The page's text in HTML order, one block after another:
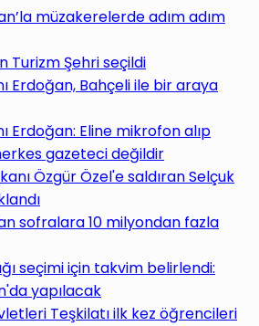
müzakerelerde adım adım
Turizm Şehri seçildi
Erdoğan, Bahçeli ile bir araya
Erdoğan: Eline mikrofon alıp
gazeteci değildir
Özgür Özel'e saldıran Selçuk
sofralara 10 milyondan fazla
seçimi için takvim belirlendi:
yapılacak
Teşkilatı ilk kez öğrencileri